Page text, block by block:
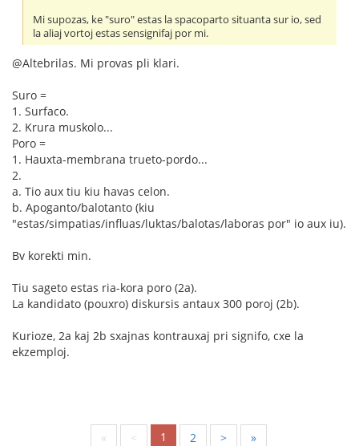
Mi supozas, ke "suro" estas la spacoparto situanta sur io, sed
la aliaj vortoj estas sensignifaj por mi.
@Altebrilas. Mi provas pli klari.
Suro =
1. Surfaco.
2. Krura muskolo...
Poro =
1. Hauxta-membrana trueto-pordo...
2.
a. Tio aux tiu kiu havas celon.
b. Apoganto/balotanto (kiu
"estas/simpatias/influas/luktas/balotas/laboras por" io aux iu).
Bv korekti min.
Tiu sageto estas ria-kora poro (2a).
La kandidato (pouxro) diskursis antaux 300 poroj (2b).
Kurioze, 2a kaj 2b sxajnas kontrauxaj pri signifo, cxe la
ekzemploj.
« < 1 2 > »